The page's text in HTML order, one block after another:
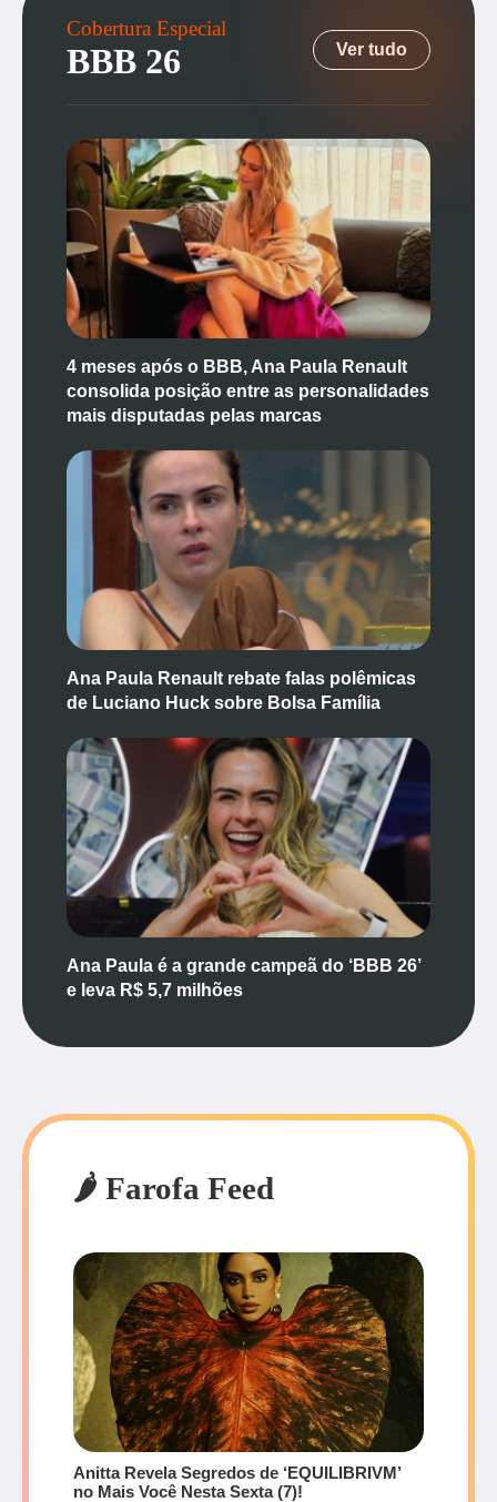
Cobertura Especial
BBB 26 Ver tudo
4 meses após o BBB, Ana Paula Renault
consolida posição entre as personalidades
mais disputadas pelas marcas
Ana Paula Renault rebate falas polêmicas
de Luciano Huck sobre Bolsa Família
Ana Paula é a grande campeã do ‘BBB 26’
e leva R$ 5,7 milhões
🌶️ Farofa Feed
Anitta Revela Segredos de ‘EQUILIBRIVM’
no Mais Você Nesta Sexta (7)!